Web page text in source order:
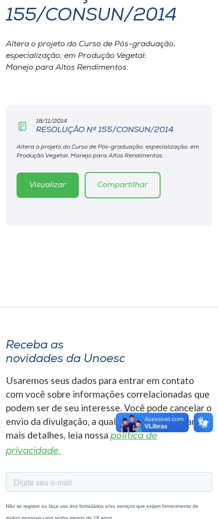
I.nova
Diplomados
Rádio
A+
155/CONSUN/2014
Altera o projeto do Curso de Pós-graduação,
especialização, em Produção Vegetal:
Manejo para Altos Rendimentos.
18/11/2014
RESOLUÇÃO Nº 155/CONSUN/2014
Altera o projeto do Curso de Pós-graduação, especialização, em
Produção Vegetal: Manejo para Altos Rendimentos.
Visualizar Compartilhar
Receba as
novidades da Unoesc
Usaremos seus dados para entrar em contato
com você sobre informações correlacionadas que
podem ser de seu interesse. Você pode cancelar o
envio da divulgação, a qualquer momento. Para
mais detalhes, leia nossa política de
privacidade.